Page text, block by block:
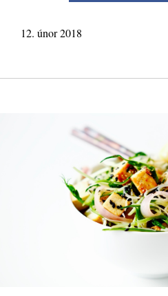
12. únor 2018